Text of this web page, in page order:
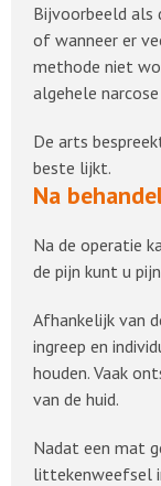
Bijvoorbeeld als
of wanneer er
methode niet
algehele
De arts
beste lijkt.
Na
Na de operatie
de pijn kunt u
Afhankelijk van
ingreep en
houden. Vaak
van de huid.
Nadat een mat
littekenweefsel